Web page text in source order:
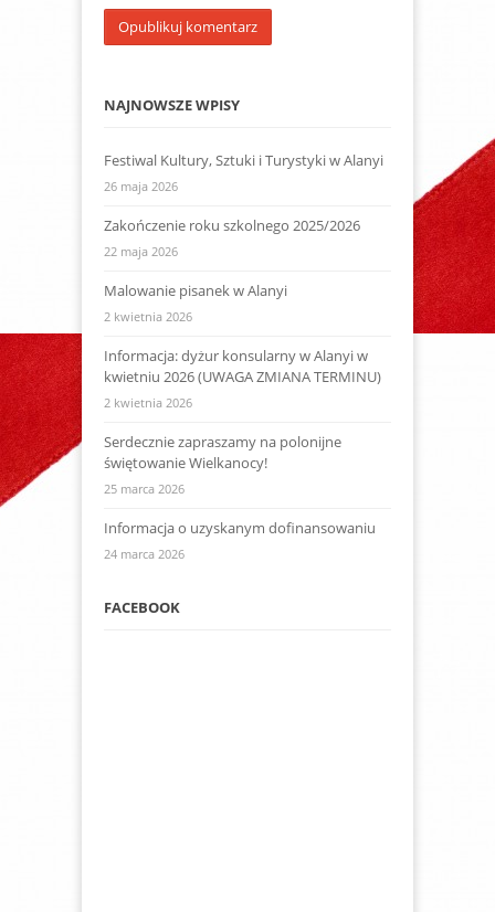
NAJNOWSZE WPISY
Festiwal Kultury, Sztuki i Turystyki w Alanyi
26 maja 2026
Zakończenie roku szkolnego 2025/2026
22 maja 2026
Malowanie pisanek w Alanyi
2 kwietnia 2026
Informacja: dyżur konsularny w Alanyi w
kwietniu 2026 (UWAGA ZMIANA TERMINU)
2 kwietnia 2026
Serdecznie zapraszamy na polonijne
świętowanie Wielkanocy!
25 marca 2026
Informacja o uzyskanym dofinansowaniu
24 marca 2026
FACEBOOK